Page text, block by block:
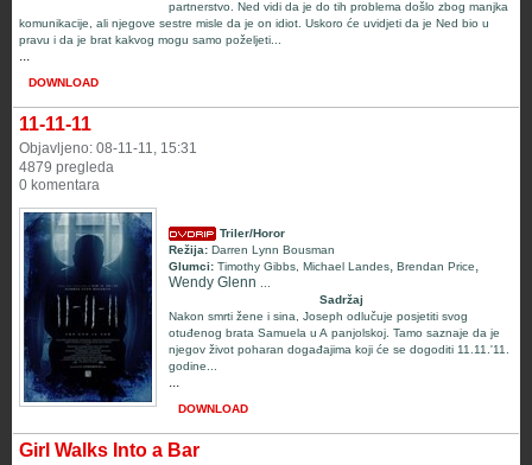
partnerstvo. Ned vidi da je do tih problema došlo zbog manjka
komunikacije, ali njegove sestre misle da je on idiot. Uskoro će uvidjeti da je Ned bio u
pravu i da je brat kakvog mogu samo poželjeti...
...
DOWNLOAD
11-11-11
Objavljeno: 08-11-11, 15:31
4879 pregleda
0 komentara
Triler/Horor
Režija: Darren Lynn Bousman
Glumci: Timothy Gibbs Michael Landes, Brendan Price,
Wendy Glenn
Sadržaj
Nakon smrti žene i sina, Joseph odlučuje posjetiti svog
otuđenog brata Samuela u A panjolskoj. Tamo saznaje da je
njegov život poharan događajima koji će se dogoditi 11.11.'11.
godine...
...
DOWNLOAD
Girl Walks Into a Bar